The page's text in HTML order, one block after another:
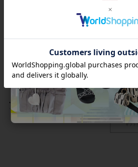
望の方はオプションにてご選択ください。
商品番号 2215543
返品について